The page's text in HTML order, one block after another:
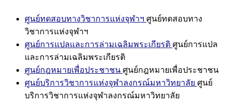
ศูนย์ทดสอบทางวิชาการแห่งจุฬาฯ ศูนย์ทดสอบทาง
วิชาการแห่งจุฬาฯ
ศูนย์การแปลและการล่ามเฉลิมพระเกียรติ ศูนย์การแปล
และการล่ามเฉลิมพระเกียรติ
ศูนย์กฎหมายเพื่อประชาชน ศูนย์กฎหมายเพื่อประชาชน
ศูนย์บริการวิชาการแห่งจุฬาลงกรณ์มหาวิทยาลัย ศูนย์
บริการวิชาการแห่งจุฬาลงกรณ์มหาวิทยาลัย